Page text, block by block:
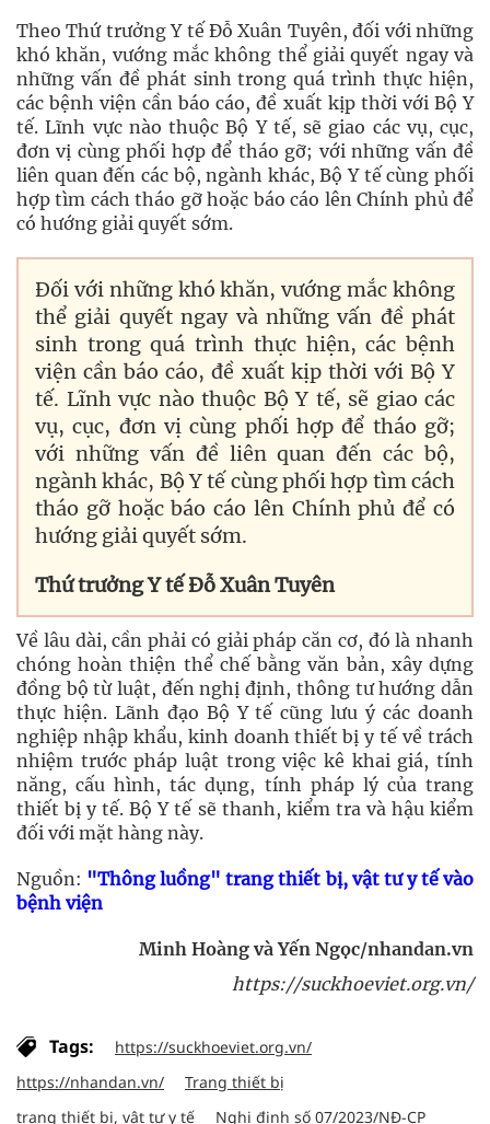
Theo Thứ trưởng Y tế Ðỗ Xuân Tuyên, đối với những
khó khăn, vướng mắc không thể giải quyết ngay và
những vấn đề phát sinh trong quá trình thực hiện,
các bệnh viện cần báo cáo, đề xuất kịp thời với Bộ Y
tế. Lĩnh vực nào thuộc Bộ Y tế, sẽ giao các vụ, cục,
đơn vị cùng phối hợp để tháo gỡ; với những vấn đề
liên quan đến các bộ, ngành khác, Bộ Y tế cùng phối
hợp tìm cách tháo gỡ hoặc báo cáo lên Chính phủ để
có hướng giải quyết sớm.
Đối với những khó khăn, vướng mắc không
thể giải quyết ngay và những vấn đề phát
sinh trong quá trình thực hiện, các bệnh
viện cần báo cáo, đề xuất kịp thời với Bộ Y
tế. Lĩnh vực nào thuộc Bộ Y tế, sẽ giao các
vụ, cục, đơn vị cùng phối hợp để tháo gỡ;
với những vấn đề liên quan đến các bộ,
ngành khác, Bộ Y tế cùng phối hợp tìm cách
tháo gỡ hoặc báo cáo lên Chính phủ để có
hướng giải quyết sớm.
Thứ trưởng Y tế Ðỗ Xuân Tuyên
Về lâu dài, cần phải có giải pháp căn cơ, đó là nhanh
chóng hoàn thiện thể chế bằng văn bản, xây dựng
đồng bộ từ luật, đến nghị định, thông tư hướng dẫn
thực hiện. Lãnh đạo Bộ Y tế cũng lưu ý các doanh
nghiệp nhập khẩu, kinh doanh thiết bị y tế về trách
nhiệm trước pháp luật trong việc kê khai giá, tính
năng, cấu hình, tác dụng, tính pháp lý của trang
thiết bị y tế. Bộ Y tế sẽ thanh, kiểm tra và hậu kiểm
đối với mặt hàng này.
Nguồn: "Thông luồng" trang thiết bị, vật tư y tế vào
bệnh viện
Minh Hoàng và Yến Ngọc/nhandan.vn
https://suckhoeviet.org.vn/
Tags:
https://suckhoeviet.org.vn/
https://nhandan.vn/
Trang thiết bị
trang thiết bị, vật tư y tế
Nghị định số 07/2023/NÐ-CP